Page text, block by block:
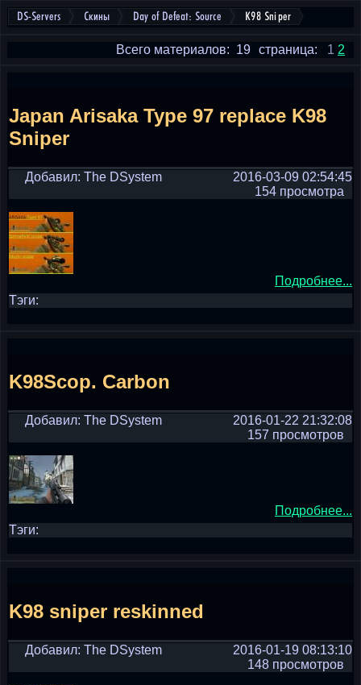
DS-Servers Скины Day of Defeat: Source K98 Sniper
страница: 1 2
Всего материалов: 19
Japan Arisaka Type 97 replace K98
Sniper
Добавил: The DSystem
2016-03-09 02:54:45
154 просмотра
Подробнее...
Тэги:
K98Scop. Carbon
Добавил: The DSystem
2016-01-22 21:32:08
157 просмотров
Подробнее...
Тэги:
K98 sniper reskinned
Добавил: The DSystem
2016-01-19 08:13:10
148 просмотров